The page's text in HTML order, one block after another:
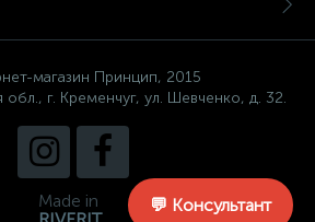
магазин Принцип, 2015
обл., г. Кременчуг, ул. Шевченко, д. 32.
Made in
💬 Консультант